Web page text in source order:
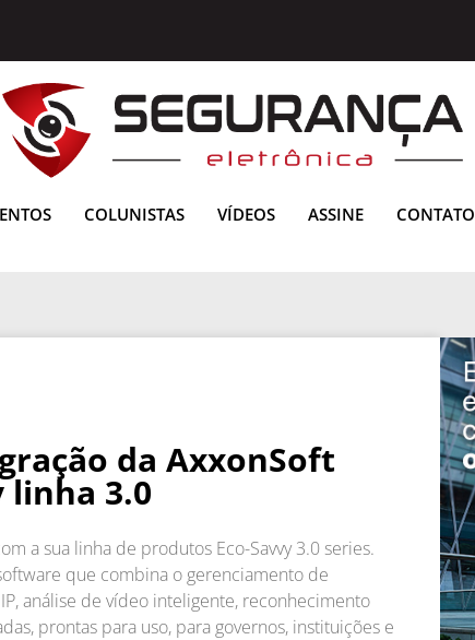
COLUNISTAS VÍDEOS ASSINE CONTATO
da AxxonSoft
linha 3.0
a sua linha de produtos Eco-Savvy 3.0 series.
que combina o gerenciamento de
análise de vídeo inteligente, reconhecimento
prontas para uso, para governos, instituições e